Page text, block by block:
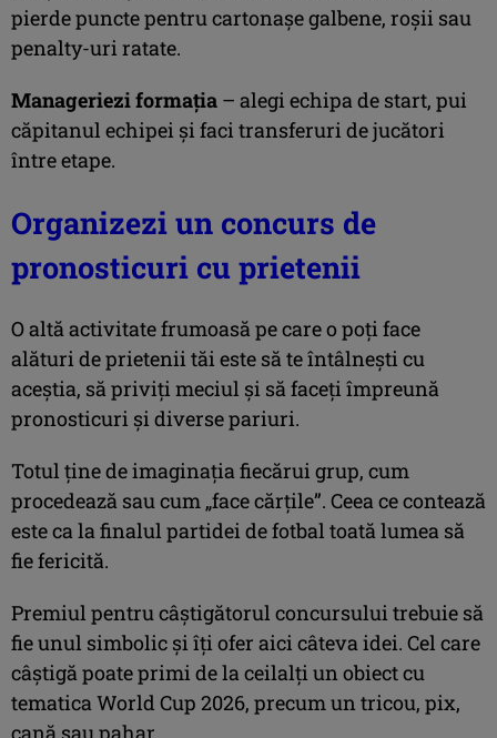
pierde puncte pentru cartonașe galbene, roșii sau
penalty-uri ratate.
Manageriezi formația – alegi echipa de start, pui
căpitanul echipei și faci transferuri de jucători
între etape.
Organizezi un concurs de
pronosticuri cu prietenii
O altă activitate frumoasă pe care o poți face
alături de prietenii tăi este să te întâlnești cu
aceștia, să priviți meciul și să faceți împreună
pronosticuri și diverse pariuri.
Totul ține de imaginația fiecărui grup, cum
procedează sau cum „face cărțile”. Ceea ce contează
este ca la finalul partidei de fotbal toată lumea să
fie fericită.
Premiul pentru câștigătorul concursului trebuie să
fie unul simbolic și îți ofer aici câteva idei. Cel care
câștigă poate primi de la ceilalți un obiect cu
tematica World Cup 2026, precum un tricou, pix,
cană sau pahar.